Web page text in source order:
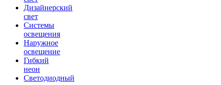
Дизайнерский
свет
Системы
освещения
Наружное
освещение
Гибкий
неон
Светодиодный